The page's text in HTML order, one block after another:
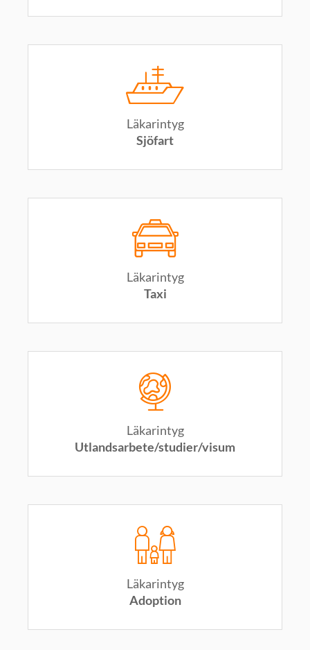
Läkarintyg
Sjöfart
Läkarintyg
Taxi
Läkarintyg
Utlandsarbete/studier/visum
Läkarintyg
Adoption